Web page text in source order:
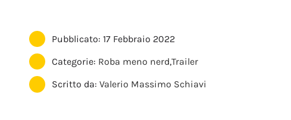
Pubblicato: 17 Febbraio 2022
Categorie: Roba meno nerd,Trailer
Scritto da:Valerio Massimo Schiavi